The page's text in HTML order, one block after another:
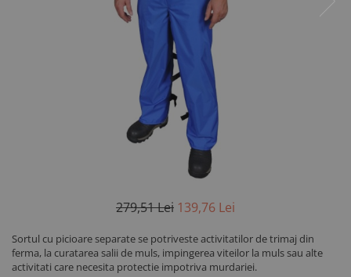
Echipamente de muls vaci
Testare si control lapte vaci
Sanatate si confort vaci
Ingrijirea pielii la vaci
Vitei
Alaptare vitei
279,51 Lei 139,76 Lei
Sortul cu picioare separate se potriveste activitatilor de trimaj din
ferma, la curatarea salii de muls, impingerea viteilor la muls sau alte
activitati care necesita protectie impotriva murdariei.